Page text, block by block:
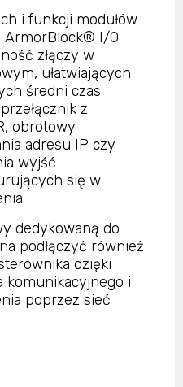
i funkcji modułów
I/O
złączy w
ułatwiających
średni czas
z
obrotowy
adresu IP czy
wyjść
się w
dedykowaną do
podłączyć również
dzięki
komunikacyjnego i
poprzez sieć